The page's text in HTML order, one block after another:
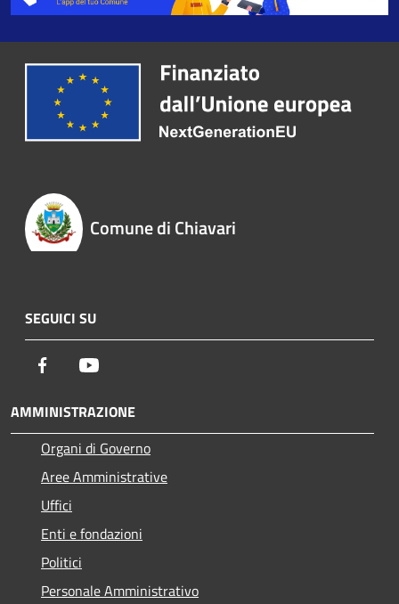
Comune di Chiavari
SEGUICI SU
Facebook
AMMINISTRAZIONE
Organi di Governo
Aree Amministrative
Uffici
Enti e fondazioni
Politici
Personale Amministrativo